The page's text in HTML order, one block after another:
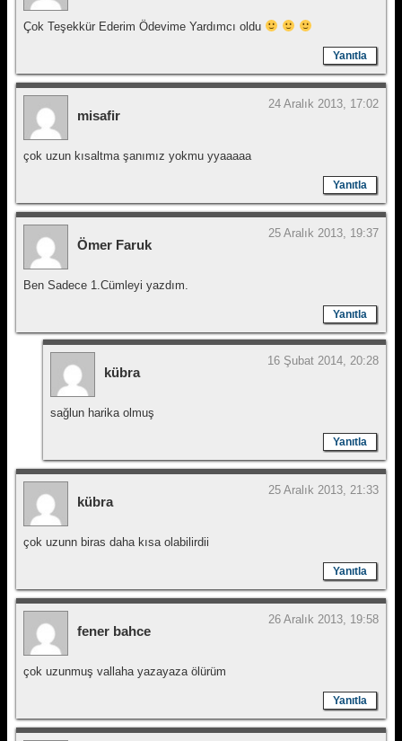
Çok Teşekkür Ederim Ödevime Yardımcı oldu
Yanıtla
misafir
24 Aralık 2013, 17:02
çok uzun kısaltma şanımız yokmu yyaaaaa
Yanıtla
Ömer Faruk
25 Aralık 2013, 19:37
Ben Sadece 1.Cümleyi yazdım.
Yanıtla
kübra
16 Şubat 2014, 20:28
sağlun harika olmuş
Yanıtla
kübra
25 Aralık 2013, 21:33
çok uzunn biras daha kısa olabilirdii
Yanıtla
fener bahce
26 Aralık 2013, 19:58
çok uzunmuş vallaha yazayaza ölürüm
Yanıtla